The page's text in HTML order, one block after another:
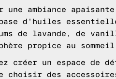
une ambiance
base d'huiles
de lavande, de
propice au
créer un espace de
choisir des